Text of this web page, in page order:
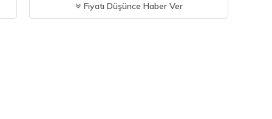
Fiyatı Düşünce Haber Ver